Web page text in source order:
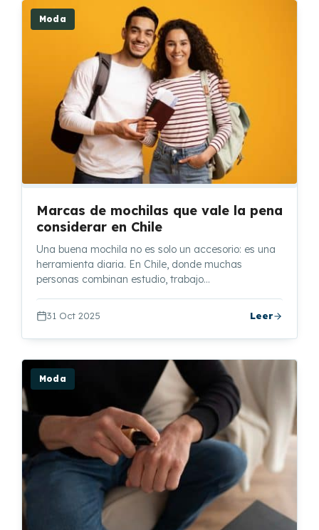
Moda
Marcas de mochilas que vale la pena
considerar en Chile
Una buena mochila no es solo un accesorio: es una
herramienta diaria. En Chile, donde muchas
personas combinan estudio, trabajo…
31 Oct 2025 Leer
Moda